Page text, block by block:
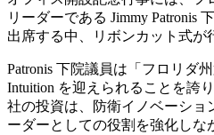
リーダーである Jimmy Patronis
出席する中、リボンカット式が
Patronis 下院議員は「フロリダ
Intuition を迎えられることを誇
社の投資は、防衛イノベーショ
ーダーとしての役割を強化し